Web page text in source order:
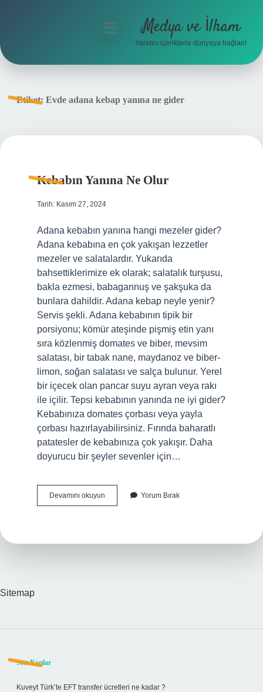
menüyü
Medya ve İlham
Yaratıcı içeriklerle dünyaya bağlan!
Etiket: Evde adana kebap yanına ne gider
Kebabın Yanına Ne Olur
Tarih: Kasım 27, 2024
Adana kebabın yanına hangi mezeler gider?
Adana kebabına en çok yakışan lezzetler
mezeler ve salatalardır. Yukarıda
bahsettiklerimize ek olarak; salatalık turşusu,
bakla ezmesi, babagannuş ve şakşuka da
bunlara dahildir. Adana kebap neyle yenir?
Servis şekli. Adana kebabının tipik bir
porsiyonu; kömür ateşinde pişmiş etin yanı
sıra közlenmiş domates ve biber, mevsim
salatası, bir tabak nane, maydanoz ve biber-
limon, soğan salatası ve salça bulunur. Yerel
bir içecek olan pancar suyu ayran veya rakı
ile içilir. Tepsi kebabının yanında ne iyi gider?
Kebabınıza domates çorbası veya yayla
çorbası hazırlayabilirsiniz. Fırında baharatlı
patatesler de kebabınıza çok yakışır. Daha
doyurucu bir şeyler sevenler için…
Devamını okuyun Kebabın
Yanına
Yorum Bırak
Sitemap
Sidebar
Son Yazılar
Kuveyt Türk’te EFT transfer ücretleri ne kadar ?